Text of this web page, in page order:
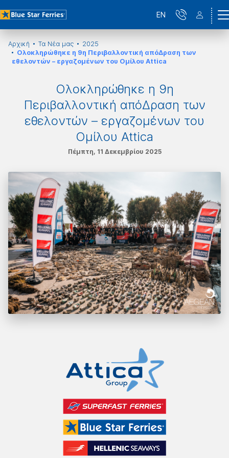
EN
Αρχική Τα Νέα μας
2025
Ολοκληρώθηκε η 9η Περιβαλλοντική απόΔραση των
εθελοντών – εργαζομένων του Ομίλου Attica
Ολοκληρώθηκε η 9η
Περιβαλλοντική απόΔραση των
εθελοντών – εργαζομένων του
Ομίλου Attica
Πέμπτη, 11 Δεκεμβρίου 2025